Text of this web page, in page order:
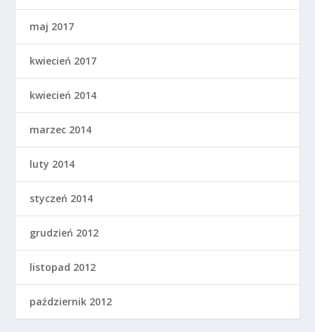
maj 2017
kwiecień 2017
kwiecień 2014
marzec 2014
luty 2014
styczeń 2014
grudzień 2012
listopad 2012
październik 2012